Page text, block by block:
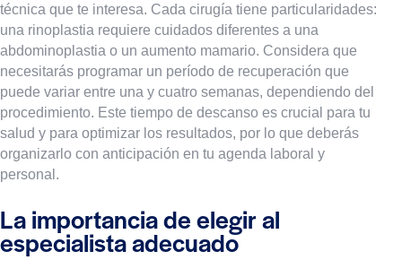
técnica que te interesa. Cada cirugía tiene particularidades:
una rinoplastia requiere cuidados diferentes a una
abdominoplastia o un aumento mamario. Considera que
necesitarás programar un período de recuperación que
puede variar entre una y cuatro semanas, dependiendo del
procedimiento. Este tiempo de descanso es crucial para tu
salud y para optimizar los resultados, por lo que deberás
organizarlo con anticipación en tu agenda laboral y
personal.
La importancia de elegir al
especialista adecuado